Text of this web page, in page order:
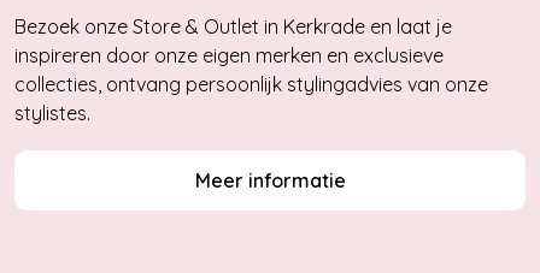
Bezoek onze Store & Outlet in Kerkrade en laat je
inspireren door onze eigen merken en exclusieve
collecties, ontvang persoonlijk stylingadvies van onze
stylistes.
Meer informatie